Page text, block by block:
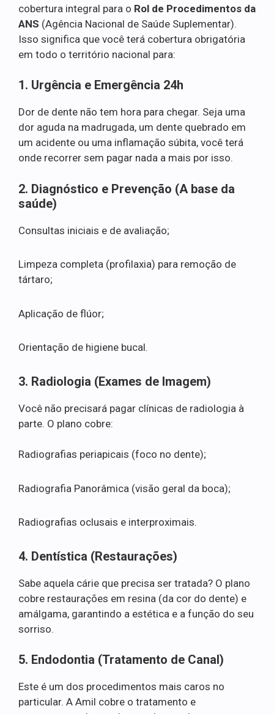
cobertura integral para o Rol de Procedimentos da
ANS (Agência Nacional de Saúde Suplementar).
Isso significa que você terá cobertura obrigatória
em todo o território nacional para:
1. Urgência e Emergência 24h
Dor de dente não tem hora para chegar. Seja uma
dor aguda na madrugada, um dente quebrado em
um acidente ou uma inflamação súbita, você terá
onde recorrer sem pagar nada a mais por isso.
2. Diagnóstico e Prevenção (A base da
saúde)
Consultas iniciais e de avaliação;
Limpeza completa (profilaxia) para remoção de
tártaro;
Aplicação de flúor;
Orientação de higiene bucal.
3. Radiologia (Exames de Imagem)
Você não precisará pagar clínicas de radiologia à
parte. O plano cobre:
Radiografias periapicais (foco no dente);
Radiografia Panorâmica (visão geral da boca);
Radiografias oclusais e interproximais.
4. Dentística (Restaurações)
Sabe aquela cárie que precisa ser tratada? O plano
cobre restaurações em resina (da cor do dente) e
amálgama, garantindo a estética e a função do seu
sorriso.
5. Endodontia (Tratamento de Canal)
Este é um dos procedimentos mais caros no
particular. A Amil cobre o tratamento e